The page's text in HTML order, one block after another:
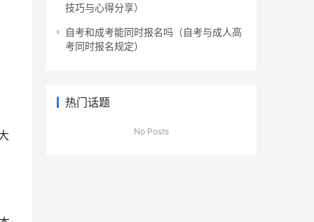
技巧与心得分享）
自考和成考能同时报名吗（自考与成人高
考同时报名规定）
热门话题
No Posts